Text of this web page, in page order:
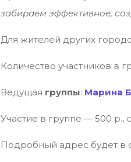
забираем эффективное,
Для жителей других
Количество участников в
Ведущая группы: Марина
Участие в группе — 500 р.,
Подробный адрес будет в